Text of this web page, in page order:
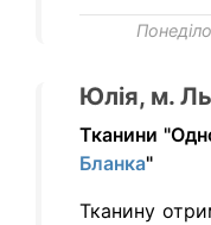
Юлія, м.
Тканини
Бланка"
Тканину